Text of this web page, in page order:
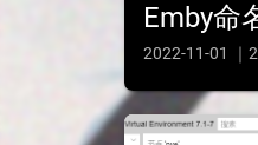
Emby命
2022-11-01 ｜